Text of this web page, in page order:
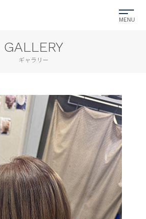
GALLERY
ギャラリー